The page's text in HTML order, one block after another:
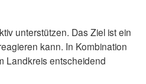
unterstützen. Das Ziel ist ein
kann. In Kombination
Landkreis entscheidend